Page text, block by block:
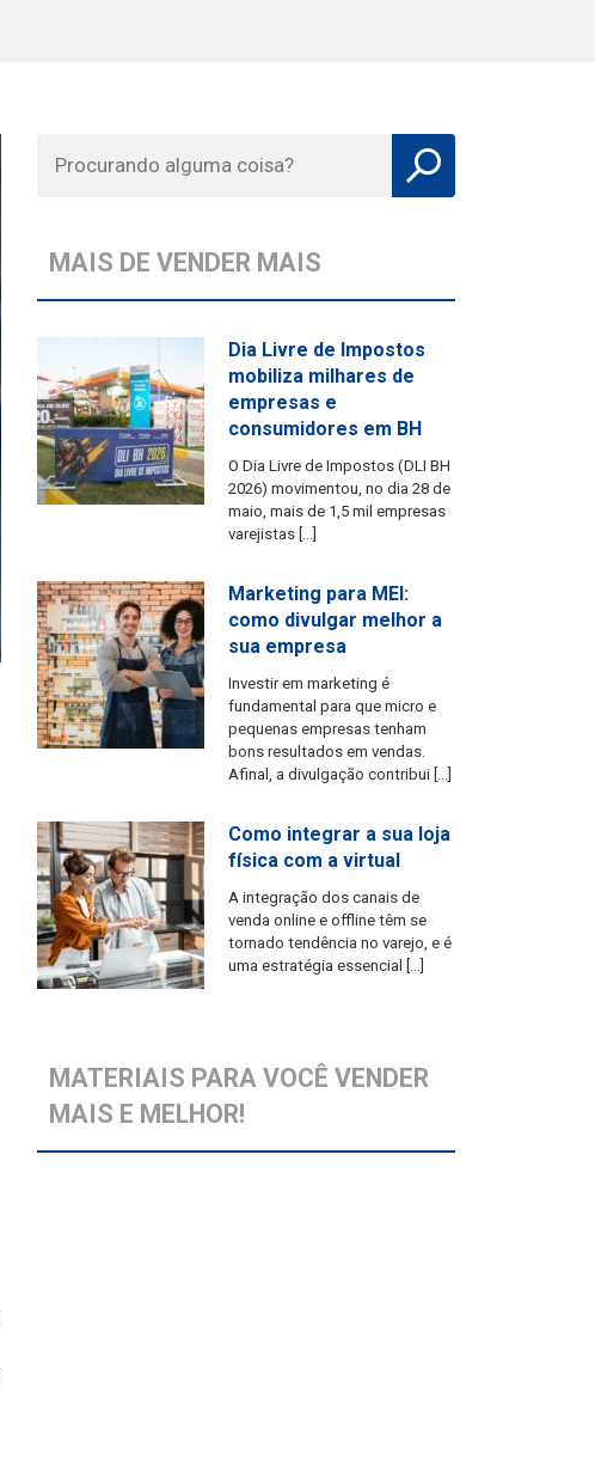
MAIS DE VENDER MAIS
Dia Livre de Impostos
mobiliza milhares de
empresas e
consumidores em BH
O Dia Livre de Impostos (DLI BH
2026) movimentou, no dia 28 de
maio, mais de 1,5 mil empresas
varejistas […]
Marketing para MEI:
como divulgar melhor a
sua empresa
Investir em marketing é
fundamental para que micro e
pequenas empresas tenham
bons resultados em vendas.
Afinal, a divulgação contribui […]
Como integrar a sua loja
física com a virtual
A integração dos canais de
venda online e offline têm se
tornado tendência no varejo, e é
uma estratégia essencial […]
MATERIAIS PARA VOCÊ VENDER
MAIS E MELHOR!